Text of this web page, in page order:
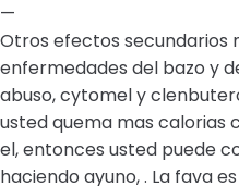
—
Otros efectos secundarios
enfermedades del bazo y
abuso, cytomel y
usted quema mas calorias
el, entonces usted puede
haciendo ayuno, . La fava